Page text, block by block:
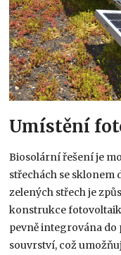
Umístění
Biosolární řešení je
střechách se sklonem
zelených střech je
konstrukce
pevně integrována
souvrství, což